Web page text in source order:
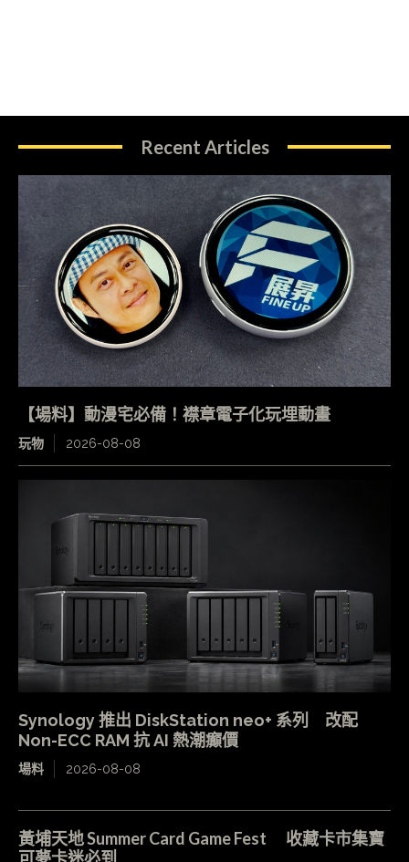
Recent Articles
【場料】動漫宅必備！襟章電子化玩埋動畫
玩物 2026-08-08
Synology 推出 DiskStation neo+ 系列 改配
Non-ECC RAM 抗 AI 熱潮癲價
場料 2026-08-08
黃埔天地 Summer Card Game Fest 收藏卡市集寶
可夢卡迷必到